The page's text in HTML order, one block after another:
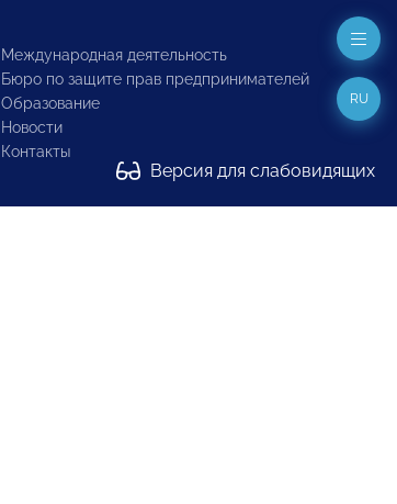
Международная деятельность
Бюро по защите прав предпринимателей
Образование
Новости
Контакты
Версия для слабовидящих
RU